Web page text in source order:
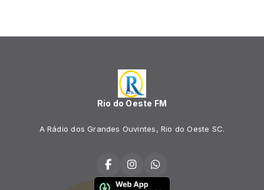
Rio do Oeste FM
A Rádio dos Grandes Ouvintes, Rio do Oeste SC.